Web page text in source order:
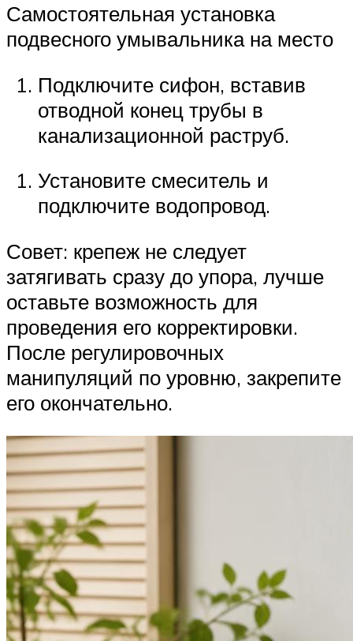
Самостоятельная установка
подвесного умывальника на место
Подключите сифон, вставив
отводной конец трубы в
канализационной раструб.
Установите смеситель и
подключите водопровод.
Совет: крепеж не следует
затягивать сразу до упора, лучше
оставьте возможность для
проведения его корректировки.
После регулировочных
манипуляций по уровню, закрепите
его окончательно.